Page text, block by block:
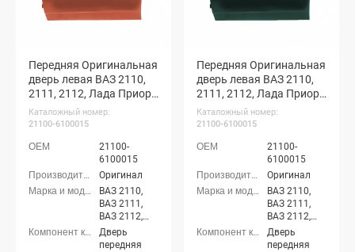
Передняя Оригинальная
дверь левая ВАЗ 2110,
2111, 2112, Лада Приора
(Терра 507)
Каталожный номер:
21100-6100015
21100-
6100015
Оригинал
ВАЗ 2110,
ВАЗ 2111,
ВАЗ 2112,
Лада
Приора
Дверь
передняя
Передняя Оригинальная
дверь левая ВАЗ 2110,
2111, 2112, Лада Приора
(Сочи 360)
Каталожный номер:
21100-6100015
21100-
6100015
Оригинал
ВАЗ 2110,
ВАЗ 2111,
ВАЗ 2112,
Лада
Приора
Дверь
передняя